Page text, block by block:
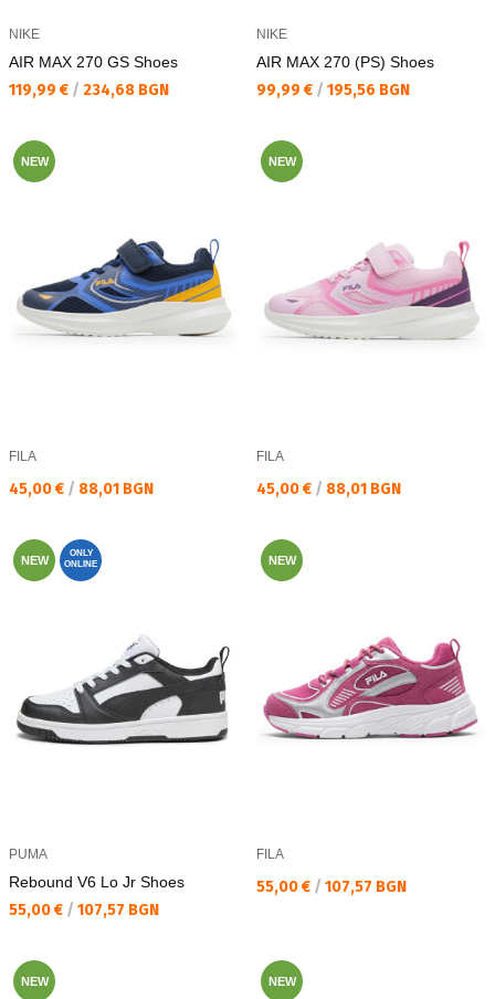
NIKE
AIR MAX 270 GS Shoes
Текуща цена:
119,99 € / 234,68 BGN
NIKE
AIR MAX 270 (PS) Shoes
Текуща цена:
99,99 € / 195,56 BGN
NEW
FILA
Текуща цена:
45,00 € / 88,01 BGN
NEW
FILA
Текуща цена:
45,00 € / 88,01 BGN
NEW
ONLY
ONLINE
PUMA
Rebound V6 Lo Jr Shoes
Текуща цена:
55,00 € / 107,57 BGN
NEW
FILA
Текуща цена:
55,00 € / 107,57 BGN
NEW NEW